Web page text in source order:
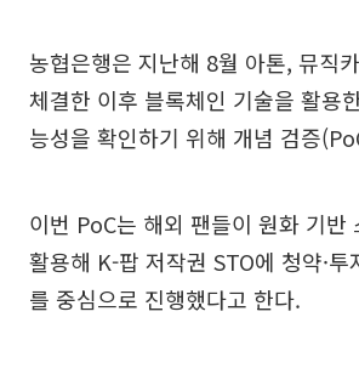
농협은행은 지난해 8월 아톤, 뮤직
체결한 이후 블록체인 기술을 활용
능성을 확인하기 위해 개념 검증
이번 PoC는 해외 팬들이 원화 기반
활용해 K-팝 저작권 STO에 청약·투
를 중심으로 진행했다고 한다.